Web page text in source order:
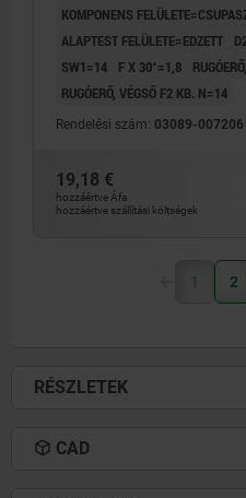
KOMPONENS
ALAPTEST FELÜLETE=EDZETT
SW1=14
F X 30°=1,8
RUGÓERŐ, VÉGSŐ F2 KB. N=14
Rendelési szám: 03089-007206
19,18 €
hozzáértve Áfa
hozzáértve szállítási költségek
1 2
RÉSZLETEK
CAD